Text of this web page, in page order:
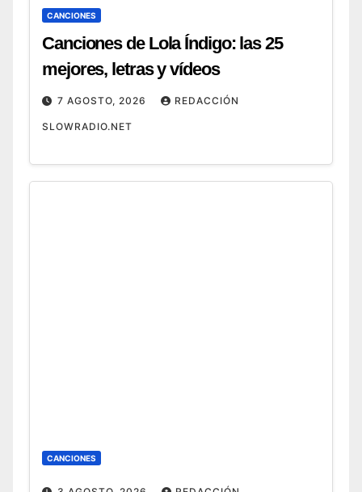
CANCIONES
Canciones de Lola Índigo: las 25
mejores, letras y vídeos
7 AGOSTO, 2026 REDACCIÓN
SLOWRADIO.NET
CANCIONES